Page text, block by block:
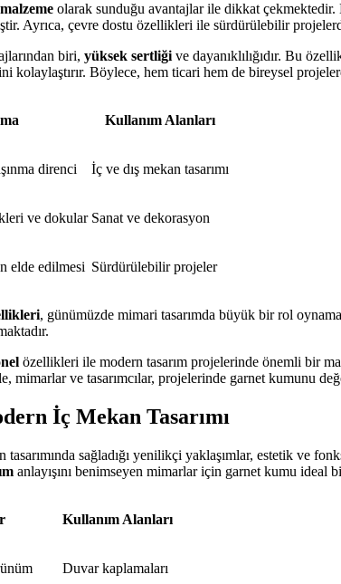
olarak sunduğu avantajlar ile dikkat çekmektedir.
Ayrıca, çevre dostu özellikleri ile sürdürülebilir
biri, yüksek sertliği ve dayanıklılığıdır. Bu
kolaylaştırır. Böylece, hem ticari hem de bireysel
Kullanım Alanları
direnci İç ve dış mekan tasarımı
ve dokular Sanat ve dekorasyon
elde edilmesi Sürdürülebilir projeler
, günümüzde mimari tasarımda büyük bir rol
özellikleri ile modern tasarım projelerinde önemli bir
mimarlar ve tasarımcılar, projelerinde garnet kumunu
İç Mekan Tasarımı
sağladığı yenilikçi yaklaşımlar, estetik ve
anlayışını benimseyen mimarlar için garnet kumu ideal
Kullanım Alanları
Duvar kaplamaları